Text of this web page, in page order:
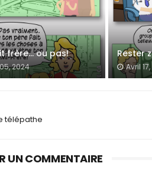
frère… ou pas!
2024
Rester
Avril
télépathe
UN COMMENTAIRE